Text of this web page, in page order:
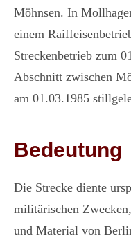
Möhnsen. In
einem
Streckenbetrieb zum
Abschnitt zwischen
am 01.03.1985
Bedeutung
Die Strecke diente
militärischen
und Material von